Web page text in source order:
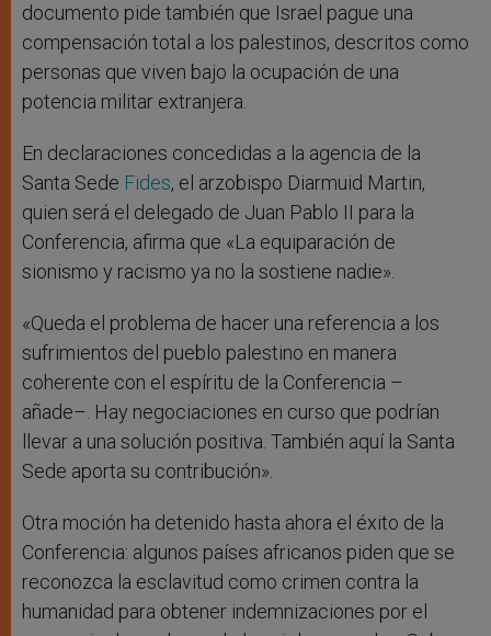
documento pide también que Israel pague una
compensación total a los palestinos, descritos como
personas que viven bajo la ocupación de una
potencia militar extranjera.
En declaraciones concedidas a la agencia de la
Santa Sede Fides, el arzobispo Diarmuid Martin,
quien será el delegado de Juan Pablo II para la
Conferencia, afirma que «La equiparación de
sionismo y racismo ya no la sostiene nadie».
«Queda el problema de hacer una referencia a los
sufrimientos del pueblo palestino en manera
coherente con el espíritu de la Conferencia –
añade–. Hay negociaciones en curso que podrían
llevar a una solución positiva. También aquí la Santa
Sede aporta su contribución».
Otra moción ha detenido hasta ahora el éxito de la
Conferencia: algunos países africanos piden que se
reconozca la esclavitud como crimen contra la
humanidad para obtener indemnizaciones por el